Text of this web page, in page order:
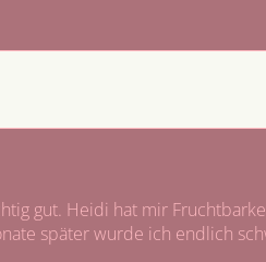
gut. Heidi hat mir
später wurde ich endlich